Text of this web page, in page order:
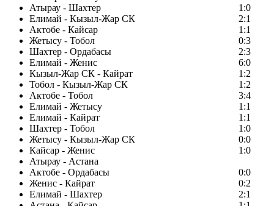
Атырау - Шахтер
1:0
Елимай - Кызыл-Жар СК
2:1
Актобе - Кайсар
1:1
Жетысу - Тобол
0:3
Шахтер - Ордабасы
2:3
Елимай - Женис
6:0
Кызыл-Жар СК - Кайрат
1:2
Тобол - Кызыл-Жар СК
1:2
Актобе - Тобол
3:4
Елимай - Жетысу
1:1
Елимай - Кайрат
1:1
Шахтер - Тобол
1:0
Жетысу - Кызыл-Жар СК
0:0
Кайсар - Женис
1:0
Атырау - Астана
Актобе - Ордабасы
0:0
Женис - Кайрат
0:2
Елимай - Шахтер
2:1